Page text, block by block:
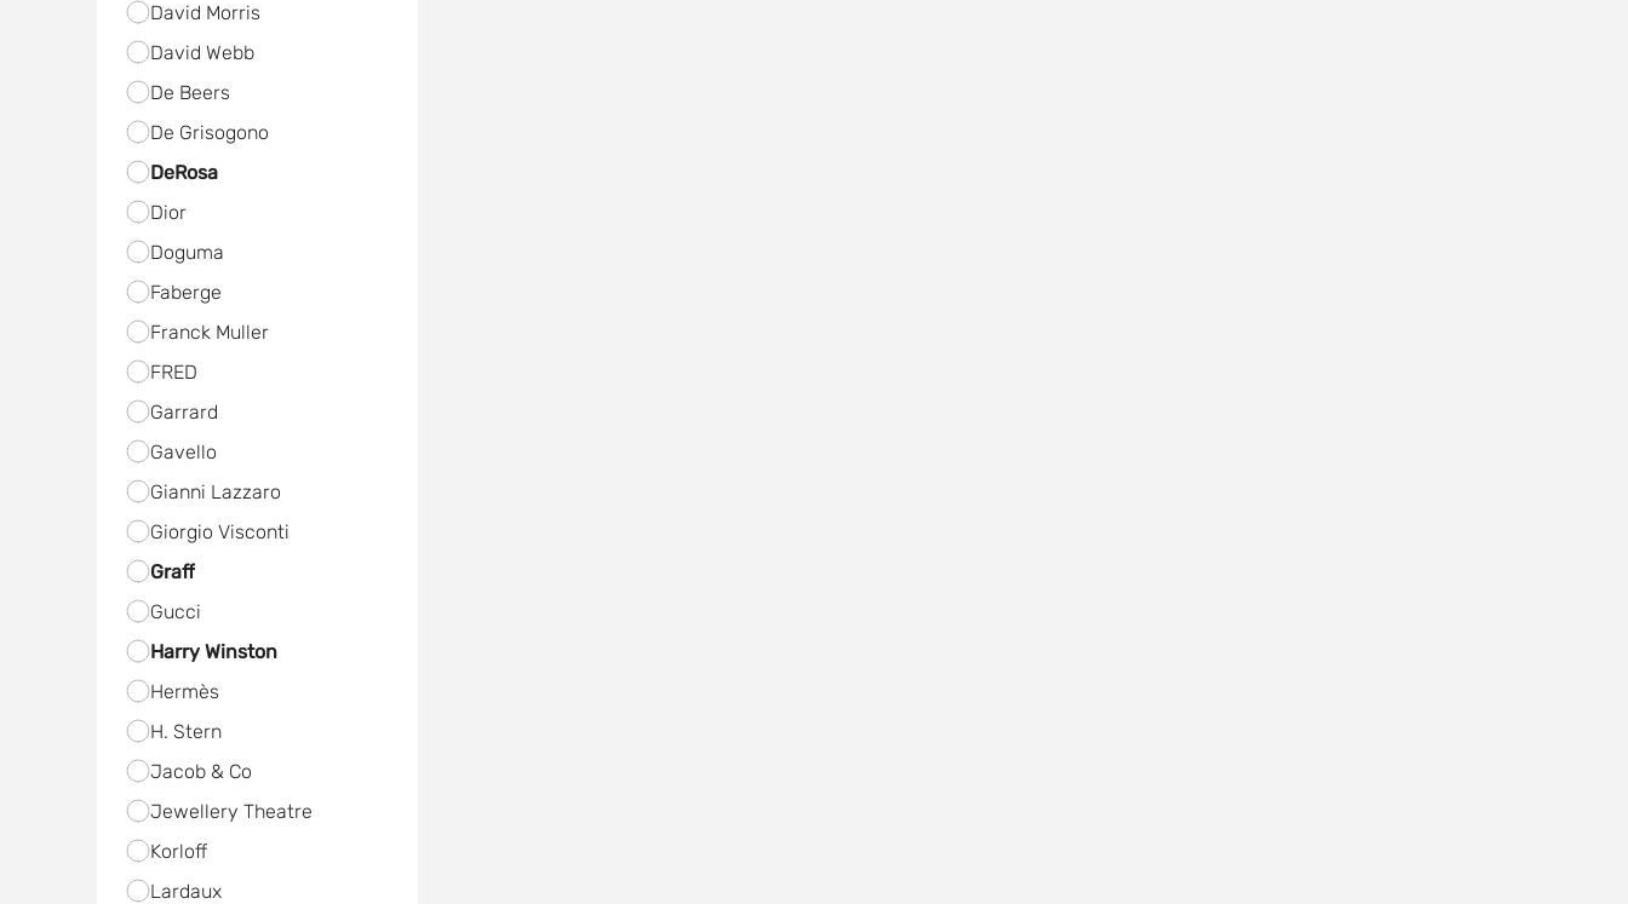
David Morris
David Webb
De Beers
De Grisogono
DeRosa
Dior
Doguma
Faberge
Franck Muller
FRED
Garrard
Gavello
Gianni Lazzaro
Giorgio Visconti
Graff
Gucci
Harry Winston
Hermès
H. Stern
Jacob & Co
Jewellery Theatre
Korloff
Lardaux